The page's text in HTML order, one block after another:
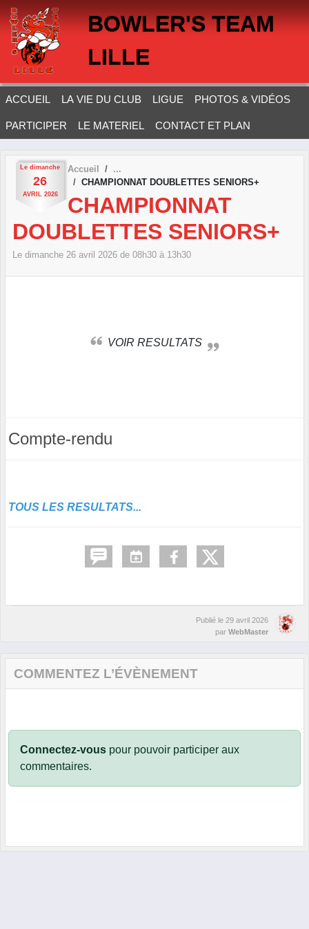
BOWLER'S TEAM
LILLE
ACCUEIL LA VIE DU CLUB LIGUE PHOTOS & VIDÉOS
PARTICIPER LE MATERIEL CONTACT ET PLAN
Le dimanche
26
AVRIL 2026
Accueil
CHAMPIONNAT DOUBLETTES SENIORS+
CHAMPIONNAT
DOUBLETTES SENIORS+
Le dimanche 26 avril 2026 de 08h30 à 13h30
VOIR RESULTATS
Compte-rendu
TOUS LES RESULTATS...
Publié le 29 avril 2026
par WebMaster
COMMENTEZ L’ÉVÈNEMENT
Connectez-vous pour pouvoir participer aux
commentaires.
Panneau de gestion des cookies